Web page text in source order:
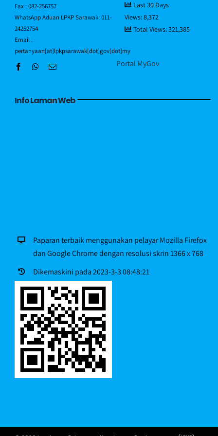
Fax : 082-256757
WhatsApp Aduan LPKP Sarawak: 011-
24252754
Email :
pertanyaan[at]lpkpsarawak[dot]gov[dot]my
Hubungi Kami
Last 30 Days
Views:8,372
Total Views:321,385
Portal MyGov
Info Laman Web
Paparan terbaik menggunakan pelayar Mozilla Firefox
dan Google Chrome dengan resolusi skrin 1366 x 768
Dikemaskini pada 2023-3-3 08:48:21